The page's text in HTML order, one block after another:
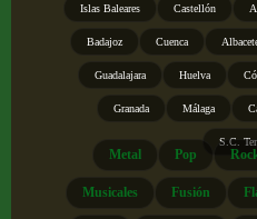
Islas Baleares Castellón
Badajoz Cuenca
Guadalajara Huelva
Granada Málaga
S.C.
Metal Pop
Musicales Fusión